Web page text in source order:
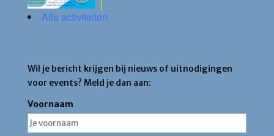
Alle activiteiten
Wil je bericht krijgen bij nieuws of uitnodigingen
voor events? Meld je dan aan:
Voornaam